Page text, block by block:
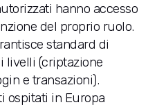
hanno accesso
del proprio ruolo.
standard di
livelli (criptazione
e transazioni).
ospitati in Europa